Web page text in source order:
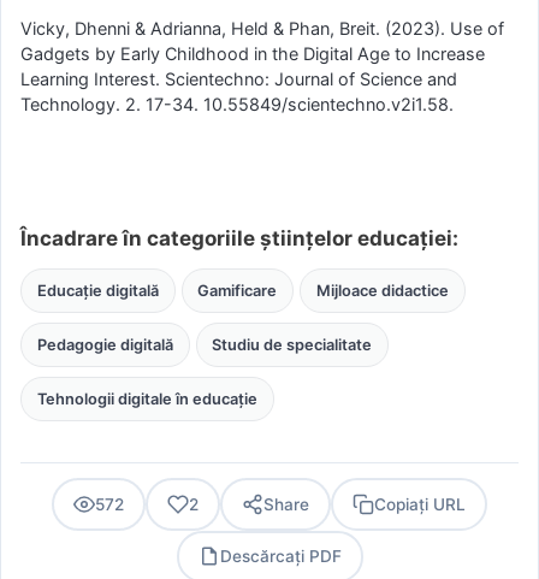
Vicky, Dhenni & Adrianna, Held & Phan, Breit. (2023). Use of
Gadgets by Early Childhood in the Digital Age to Increase
Learning Interest. Scientechno: Journal of Science and
Technology. 2. 17-34. 10.55849/scientechno.v2i1.58.
Încadrare în categoriile științelor educației:
Educație digitală Gamificare Mijloace didactice
Pedagogie digitală Studiu de specialitate
Tehnologii digitale în educație
572 2 Share Copiați URL
Descărcați PDF